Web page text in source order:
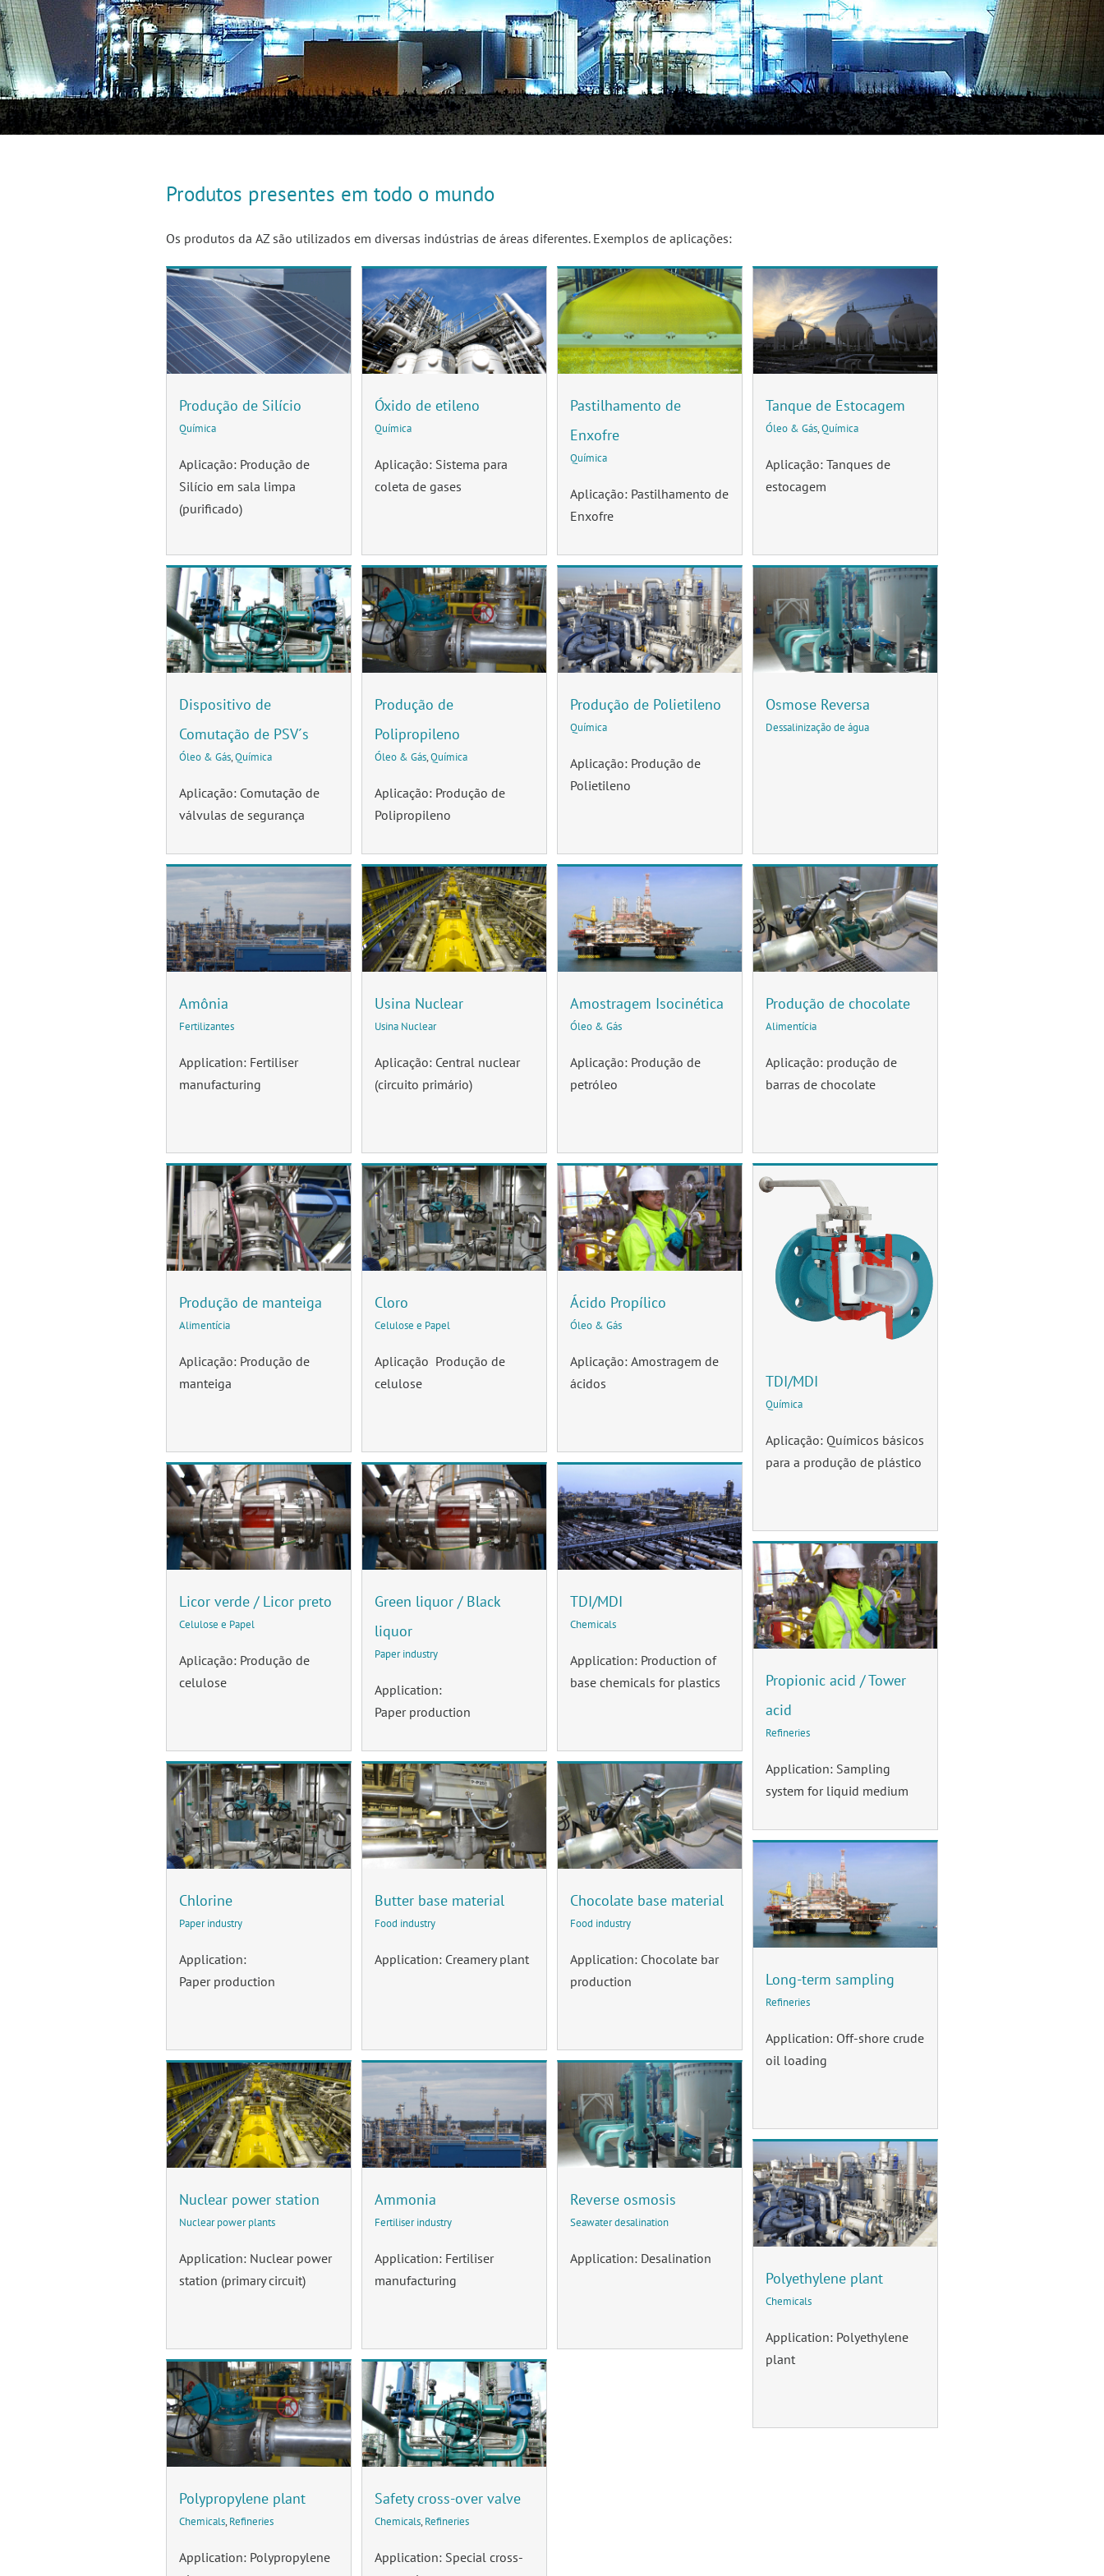
Produtos presentes em todo o mundo
Os produtos da AZ são utilizados em diversas indústrias de áreas diferentes. Exemplos de aplicações:
Produção de Silício
Química
Aplicação: Produção de
Silício em sala limpa
(purificado)
Óxido de etileno
Química
Aplicação: Sistema para
coleta de gases
Pastilhamento de
Enxofre
Química
Aplicação: Pastilhamento de
Enxofre
Tanque de Estocagem
Óleo & Gás,Química
Aplicação: Tanques de
estocagem
Dispositivo de
Comutação de PSV´s
Óleo & Gás,Química
Aplicação: Comutação de
válvulas de segurança
Produção de
Polipropileno
Óleo & Gás,Química
Aplicação: Produção de
Polipropileno
Produção de Polietileno
Química
Aplicação: Produção de
Polietileno
Osmose Reversa
Dessalinização de água
Amônia
Fertilizantes
Application: Fertiliser
manufacturing
Usina Nuclear
Usina Nuclear
Aplicação: Central nuclear
(circuito primário)
Amostragem Isocinética
Óleo & Gás
Aplicação: Produção de
petróleo
Produção de chocolate
Alimentícia
Aplicação: produção de
barras de chocolate
Produção de manteiga
Alimentícia
Aplicação: Produção de
manteiga
Cloro
Celulose e Papel
Aplicação Produção de
celulose
Ácido Propílico
Óleo & Gás
Aplicação: Amostragem de
ácidos
TDI/MDI
Química
Aplicação: Químicos básicos
para a produção de plástico
Licor verde / Licor preto
Celulose e Papel
Aplicação: Produção de
celulose
Green liquor / Black
liquor
Paper industry
Application:
Paper production
TDI/MDI
Chemicals
Application: Production of
base chemicals for plastics
Propionic acid / Tower
acid
Refineries
Application: Sampling
system for liquid medium
Chlorine
Paper industry
Application:
Paper production
Butter base material
Food industry
Application: Creamery plant
Chocolate base material
Food industry
Application: Chocolate bar
production
Long-term sampling
Refineries
Application: Off-shore crude
oil loading
Nuclear power station
Nuclear power plants
Application: Nuclear power
station (primary circuit)
Ammonia
Fertiliser industry
Application: Fertiliser
manufacturing
Reverse osmosis
Seawater desalination
Application: Desalination
Polyethylene plant
Chemicals
Application: Polyethylene
plant
Polypropylene plant
Chemicals, Refineries
Application: Polypropylene
Safety cross-over valve
Chemicals, Refineries
Application: Special cross-